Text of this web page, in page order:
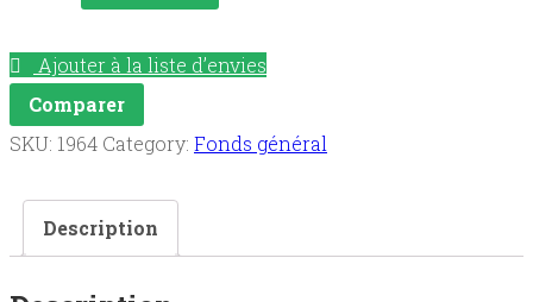
et
le
Jardinier
une
rencontre
Ajouter à la liste d’envies
Comparer
SKU: 1964 Category: Fonds général
Description